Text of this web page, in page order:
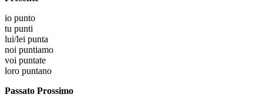
io punto
tu punti
lui/lei punta
noi puntiamo
voi puntate
loro puntano
Passato Prossimo